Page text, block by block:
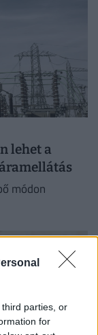
parties, or
for
lehet a
módon